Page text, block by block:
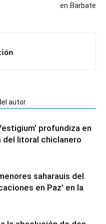
en Barbate
autor
profundiza en
del litoral chiclanero
saharauis del
en Paz’ en la